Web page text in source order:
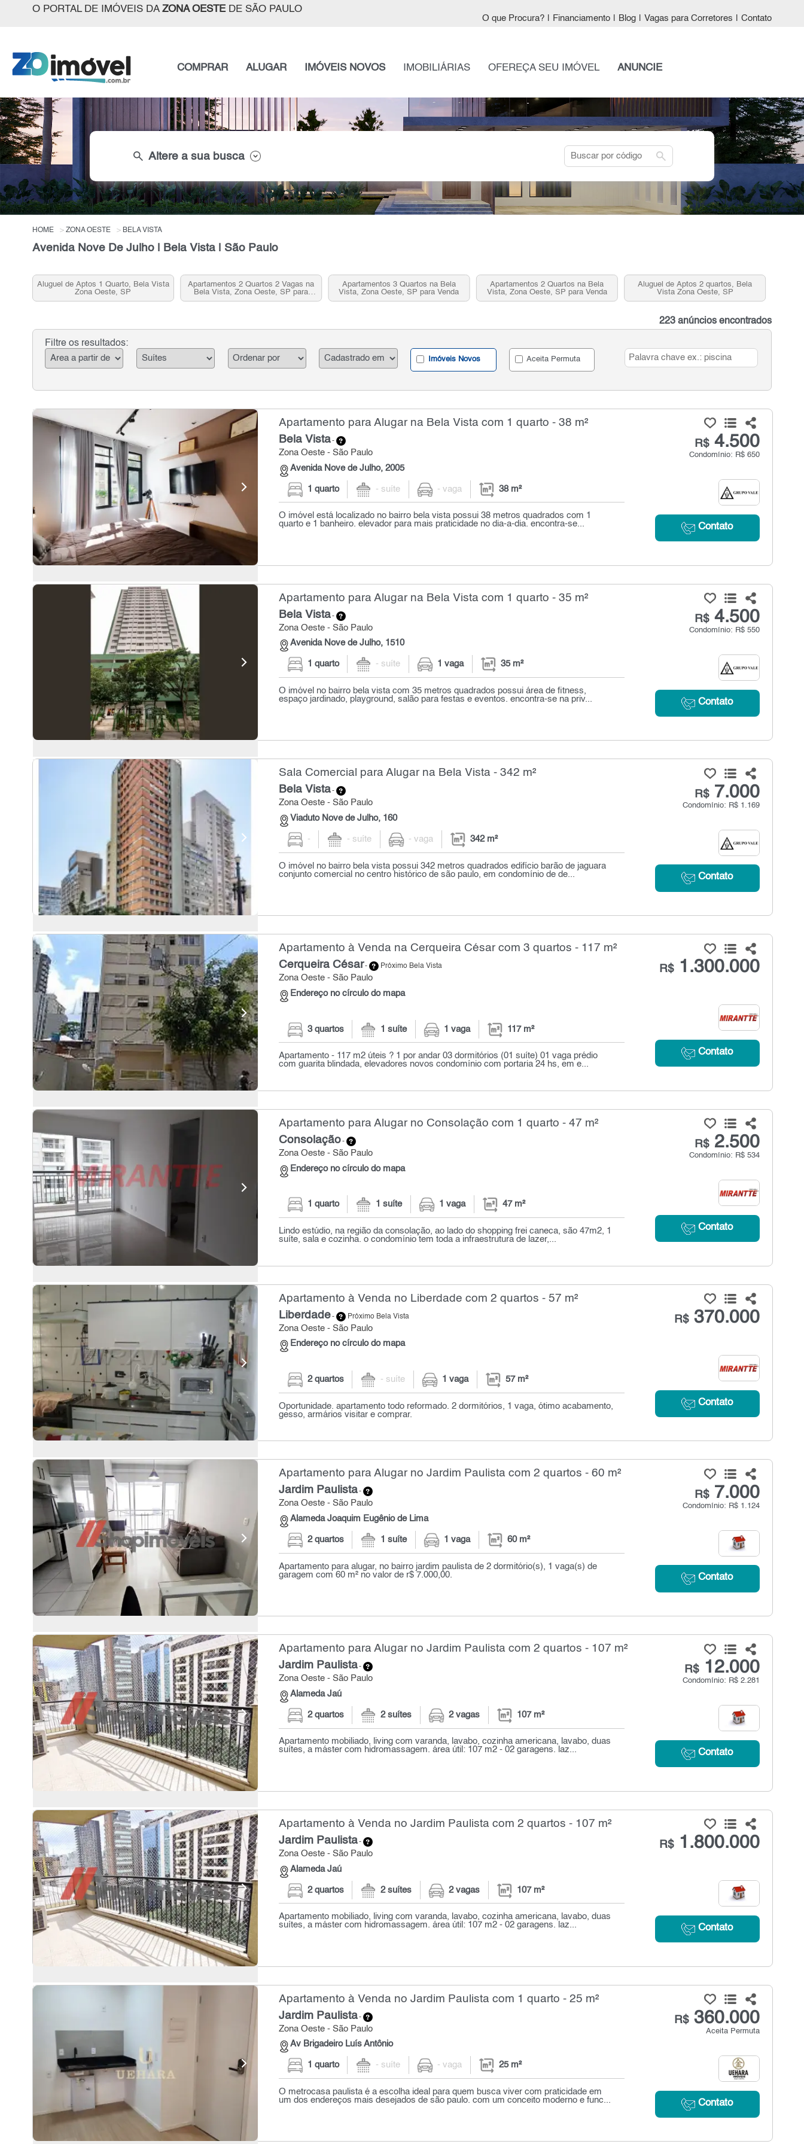
O PORTAL DE IMÓVEIS DA ZONA OESTEDE SÃO PAULO
O que Procura? Financiamento Blog Vagas para Corretores Contato
COMPRAR ALUGAR IMÓVEIS NOVOS IMOBILIÁRIAS OFEREÇA SEU IMÓVEL ANUNCIE
search Altere a sua busca search
HOME ZONA OESTE BELA VISTA
Avenida Nove De Julho | Bela Vista | São Paulo
Aluguel de Aptos 1 Quarto, Bela Vista
Zona Oeste, SP
Apartamentos 2 Quartos 2 Vagas na
Bela Vista, Zona Oeste, SP para
Venda
Apartamentos 3 Quartos na Bela
Vista, Zona Oeste, SP para Venda
Apartamentos 2 Quartos na Bela
Vista, Zona Oeste, SP para Venda
Aluguel de Aptos 2 quartos, Bela
Vista Zona Oeste, SP
223 anúncios encontrados
Filtre os resultados:
Imóveis Novos Aceita Permuta
Apartamento para Alugar na Bela Vista com 1 quarto - 38 m²
Bela Vista-
Zona Oeste - São Paulo
Avenida Nove de Julho, 2005
R$4.500
Condomínio: R$ 650
Contato
1 quarto - suíte - vaga 38 m²
O imóvel está localizado no bairro bela vista possui 38 metros quadrados com 1
quarto e 1 banheiro. elevador para mais praticidade no dia-a-dia. encontra-se...
Apartamento para Alugar na Bela Vista com 1 quarto - 35 m²
Bela Vista-
Zona Oeste - São Paulo
Avenida Nove de Julho, 1510
R$4.500
Condomínio: R$ 550
Contato
1 quarto - suíte 1 vaga 35 m²
O imóvel no bairro bela vista com 35 metros quadrados possui área de fitness,
espaço jardinado, playground, salão para festas e eventos. encontra-se na priv...
Sala Comercial para Alugar na Bela Vista - 342 m²
Bela Vista-
Zona Oeste - São Paulo
Viaduto Nove de Julho, 160
R$7.000
Condomínio: R$ 1.169
Contato
- - suíte - vaga 342 m²
O imóvel no bairro bela vista possui 342 metros quadrados edifício barão de jaguara
conjunto comercial no centro histórico de são paulo, em condomínio de de...
Apartamento à Venda na Cerqueira César com 3 quartos - 117 m²
Cerqueira César- Próximo Bela Vista
Zona Oeste - São Paulo
Endereço no círculo do mapa
R$1.300.000
Contato
3 quartos 1 suíte 1 vaga 117 m²
Apartamento - 117 m2 úteis ? 1 por andar 03 dormitórios (01 suíte) 01 vaga prédio
com guarita blindada, elevadores novos condomínio com portaria 24 hs, em e...
Apartamento para Alugar no Consolação com 1 quarto - 47 m²
Consolação-
Zona Oeste - São Paulo
Endereço no círculo do mapa
R$2.500
Condomínio: R$ 534
Contato
1 quarto 1 suíte 1 vaga 47 m²
Lindo estúdio, na região da consolação, ao lado do shopping frei caneca, são 47m2, 1
suíte, sala e cozinha. o condomínio tem toda a infraestrutura de lazer,...
Apartamento à Venda no Liberdade com 2 quartos - 57 m²
Liberdade- Próximo Bela Vista
Zona Oeste - São Paulo
Endereço no círculo do mapa
R$370.000
Contato
2 quartos - suíte 1 vaga 57 m²
Oportunidade. apartamento todo reformado. 2 dormitórios, 1 vaga, ótimo acabamento,
gesso, armários visitar e comprar.
Apartamento para Alugar no Jardim Paulista com 2 quartos - 60 m²
Jardim Paulista-
Zona Oeste - São Paulo
Alameda Joaquim Eugênio de Lima
R$7.000
Condomínio: R$ 1.124
Contato
2 quartos 1 suíte 1 vaga 60 m²
Apartamento para alugar, no bairro jardim paulista de 2 dormitório(s), 1 vaga(s) de
garagem com 60 m² no valor de r$ 7.000,00.
Apartamento para Alugar no Jardim Paulista com 2 quartos - 107 m²
Jardim Paulista-
Zona Oeste - São Paulo
Alameda Jaú
R$12.000
Condomínio: R$ 2.281
Contato
2 quartos 2 suítes 2 vagas 107 m²
Apartamento mobiliado, living com varanda, lavabo, cozinha americana, lavabo, duas
suítes, a máster com hidromassagem. área útil: 107 m2 - 02 garagens. laz...
Apartamento à Venda no Jardim Paulista com 2 quartos - 107 m²
Jardim Paulista-
Zona Oeste - São Paulo
Alameda Jaú
R$1.800.000
Contato
2 quartos 2 suítes 2 vagas 107 m²
Apartamento mobiliado, living com varanda, lavabo, cozinha americana, lavabo, duas
suítes, a máster com hidromassagem. área útil: 107 m2 - 02 garagens. laz...
Apartamento à Venda no Jardim Paulista com 1 quarto - 25 m²
Jardim Paulista-
Zona Oeste - São Paulo
Av Brigadeiro Luís Antônio
R$360.000
Aceita Permuta
Contato
1 quarto - suíte - vaga 25 m²
O metrocasa paulista é a escolha ideal para quem busca viver com praticidade em
um dos endereços mais desejados de são paulo. com um conceito moderno e func...